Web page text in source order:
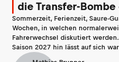
die Transfer-
Sommerzeit, Ferienzeit, Saure-
Wochen, in welchen
Fahrerwechsel diskutiert
Saison 2027 hin lässt auf sich